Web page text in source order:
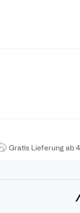
Gratis Lieferung ab